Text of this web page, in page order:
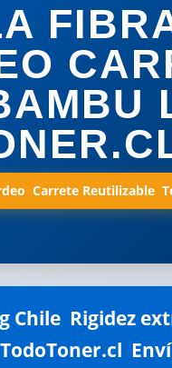
 Carrete Reutilizable 
 Rigidez
